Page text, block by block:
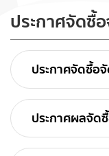
ประกาศจัดซื้
ประกาศจัดซื้อ
ประกาศผลจัด